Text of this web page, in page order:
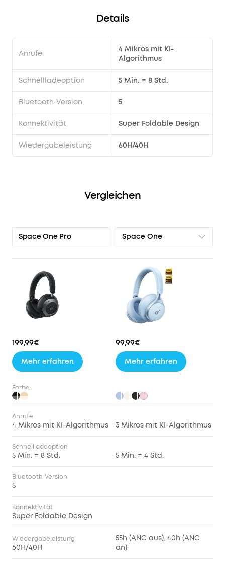
Details
Anrufe
4 Mikros mit KI-
Algorithmus
Schnellladeoption 5 Min. = 8 Std.
Bluetooth-Version 5
Konnektivität Super Foldable Design
Wiedergabeleistung 60H/40H
Vergleichen
Space One Pro Space One
199,99€ 99,99€
Mehr erfahren Mehr erfahren
Farbe:
Anrufe
4 Mikros mit KI-Algorithmus 3 Mikros mit KI-Algorithmus
Schnellladeoption
5 Min. = 8 Std. 5 Min. = 4 Std.
Bluetooth-Version
5
Konnektivität
Super Foldable Design
Wiedergabeleistung
60H/40H
55h (ANC aus), 40h (ANC
an)